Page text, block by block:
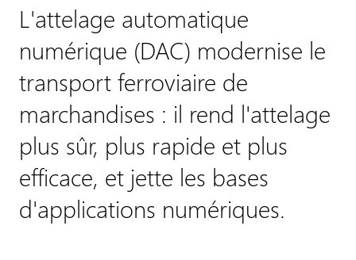
L'attelage automatique
numérique (DAC) modernise le
transport ferroviaire de
marchandises : il rend l'attelage
plus sûr, plus rapide et plus
efficace, et jette les bases
d'applications numériques.